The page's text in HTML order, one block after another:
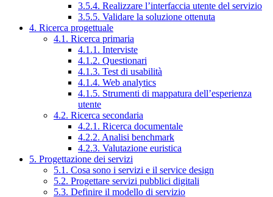
3.5.4. Realizzare l’interfaccia utente del servizio
3.5.5. Validare la soluzione ottenuta
4. Ricerca progettuale
4.1. Ricerca primaria
4.1.1. Interviste
4.1.2. Questionari
4.1.3. Test di usabilità
4.1.4. Web analytics
4.1.5. Strumenti di mappatura dell’esperienza
utente
4.2. Ricerca secondaria
4.2.1. Ricerca documentale
4.2.2. Analisi benchmark
4.2.3. Valutazione euristica
5. Progettazione dei servizi
5.1. Cosa sono i servizi e il service design
5.2. Progettare servizi pubblici digitali
5.3. Definire il modello di servizio